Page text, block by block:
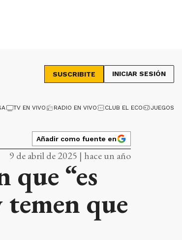
SUSCRIBITE INICIAR SESIÓN
TV EN VIVO RADIO EN VIVO CLUB EL ECO JUEGOS
Añadir como fuente en
9 de abril de 2025 | hace un año
“es
que